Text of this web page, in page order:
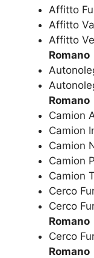
Affitto
Affitto
Affitto
Romano
Romano
Camion
Camion
Camion
Camion
Camion
Cerco
Cerco
Romano
Cerco
Romano